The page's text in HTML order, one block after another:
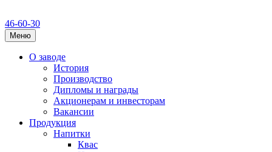
46-60-30
Меню
О заводе
История
Производство
Дипломы и награды
Акционерам и инвесторам
Вакансии
Продукция
Напитки
Квас